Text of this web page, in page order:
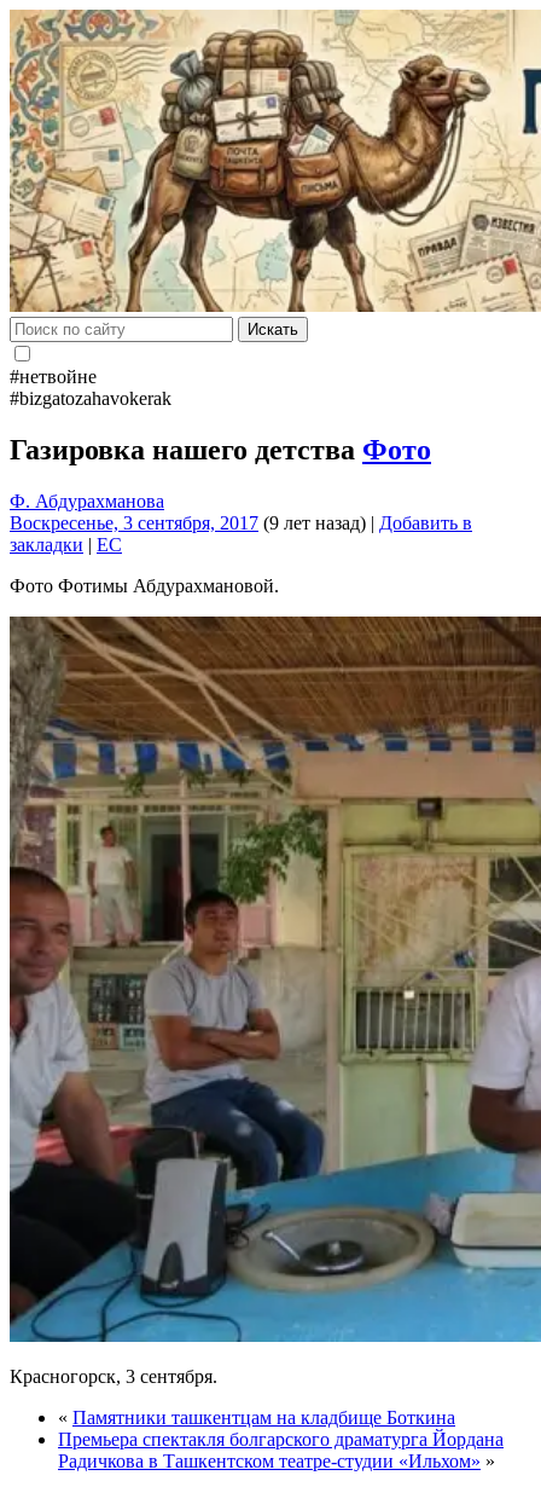
Искать
#нетвойне
#bizgatozahavokerak
Газировка нашего детства Фото
Ф. Абдурахманова
Воскресенье, 3 сентября, 2017 (9 лет назад) | Добавить в
закладки | EC
Фото Фотимы Абдурахмановой.
Красногорск, 3 сентября.
« Памятники ташкентцам на кладбище Боткина
Премьера спектакля болгарского драматурга Йордана
Радичкова в Ташкентском театре-студии «Ильхом» »